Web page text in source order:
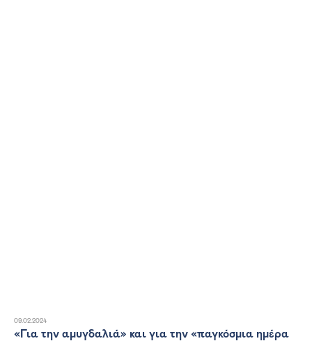
09.02.2024
«Για την αμυγδαλιά» και για την «παγκόσμια ημέρα